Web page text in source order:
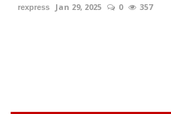
rexpress Jan 29, 2025 0 357